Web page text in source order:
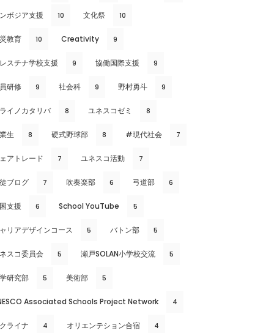
ボジア支援 10 文化祭 10
教育 10 Creativity 9
スチナ学校支援 9 協働国際支援 9
研修 9 社会科 9 野村勇斗 9
イノカタリバ 8 ユネスコゼミ 8
生 8 硬式野球部 8 #現代社会 7
アトレード 7 ユネスコ活動 7
ブログ 7 吹奏楽部 6 弓道部 6
支援 6 School YouTube 5
リアデザインコース 5 バトン部 5
スコ委員会 5 瀬戸SOLAN小学校交流 5
研究部 5 美術部 5
Associated Schools Project Network 4
ライナ 4 オリエンテション合宿 4